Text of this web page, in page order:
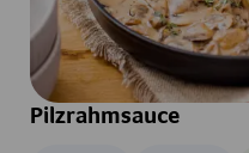
Pilzrahmsauce